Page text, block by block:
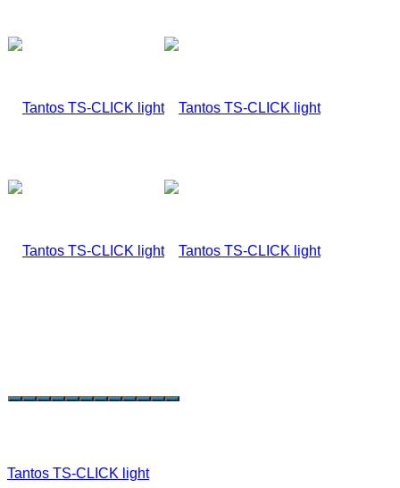
Tantos TS-CLICK light